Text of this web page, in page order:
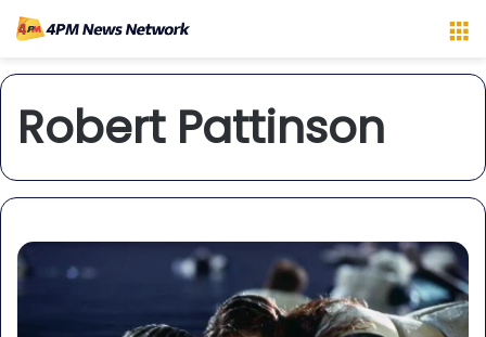
Robert Pattinson